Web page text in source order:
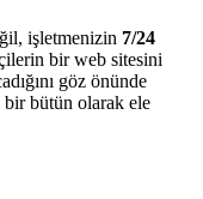
işletmenizin 7/24
bir web sitesini
göz önünde
bir bütün olarak ele